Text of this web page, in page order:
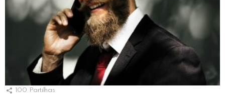
100 Partilhas